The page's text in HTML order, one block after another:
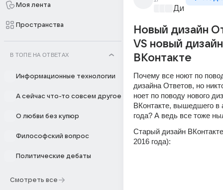
Моя лента
Пространства
В ТОПЕ НА ОТВЕТАХ
Информационные технологии
А сейчас что-то совсем другое
О любви без купюр
Философский вопрос
Политические дебаты
Смотреть все
Дизайн,
Новый дизайн
VS новый дизайн
ВКонтакте
Почему все ноют по
дизайна Ответов, но
ноет по поводу нового
ВКонтакте, вышедшего в
года? А ведь все тоже
Старый дизайн
2016 года):